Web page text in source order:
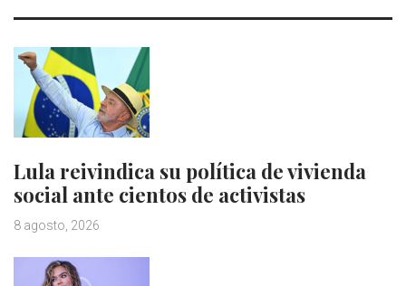
Lula reivindica su política de vivienda
social ante cientos de activistas
8 agosto, 2026